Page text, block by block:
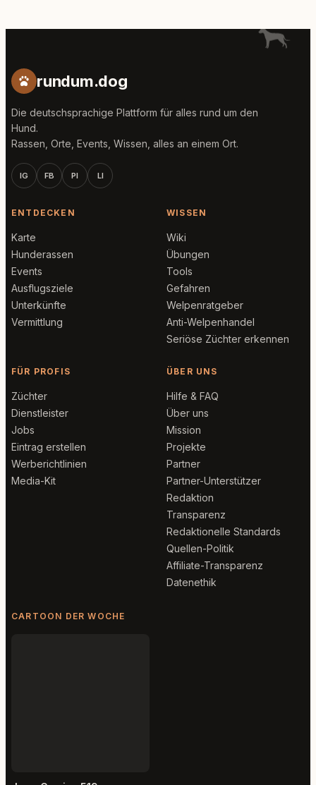
rundum.dog
Die deutschsprachige Plattform für alles rund um den
Hund.
Rassen, Orte, Events, Wissen, alles an einem Ort.
IG FB PI LI
ENTDECKEN
Karte
Hunderassen
Events
Ausflugsziele
Unterkünfte
Vermittlung
WISSEN
Wiki
Übungen
Tools
Gefahren
Welpenratgeber
Anti-Welpenhandel
Seriöse Züchter erkennen
FÜR PROFIS
Züchter
Dienstleister
Jobs
Eintrag erstellen
Werberichtlinien
Media-Kit
ÜBER UNS
Hilfe & FAQ
Über uns
Mission
Projekte
Partner
Partner-Unterstützer
Redaktion
Transparenz
Redaktionelle Standards
Quellen-Politik
Affiliate-Transparenz
Datenethik
CARTOON DER WOCHE